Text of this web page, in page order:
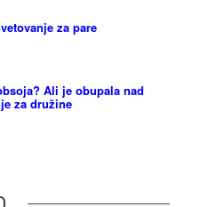
za pare
Ali je obupala nad
za družine